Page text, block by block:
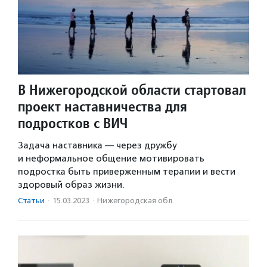
В Нижегородской области стартовал
проект наставничества для
подростков с ВИЧ
Задача наставника — через дружбу
и неформальное общение мотивировать
подростка быть приверженным терапии и вести
здоровый образ жизни.
Статьи · 15.03.2023 · Нижегородская обл.